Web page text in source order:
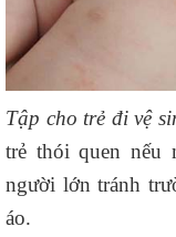
Tập cho trẻ đi vệ
trẻ thói quen nếu
người lớn tránh
áo.